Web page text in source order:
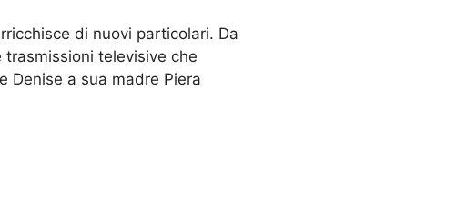
di nuovi particolari. Da
trasmissioni televisive che
Denise a sua madre Piera